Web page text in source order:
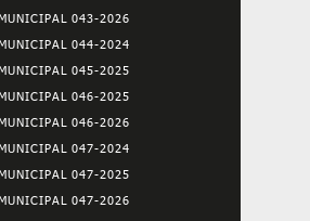
043-2026
044-2024
045-2025
046-2025
046-2026
047-2024
047-2025
047-2026